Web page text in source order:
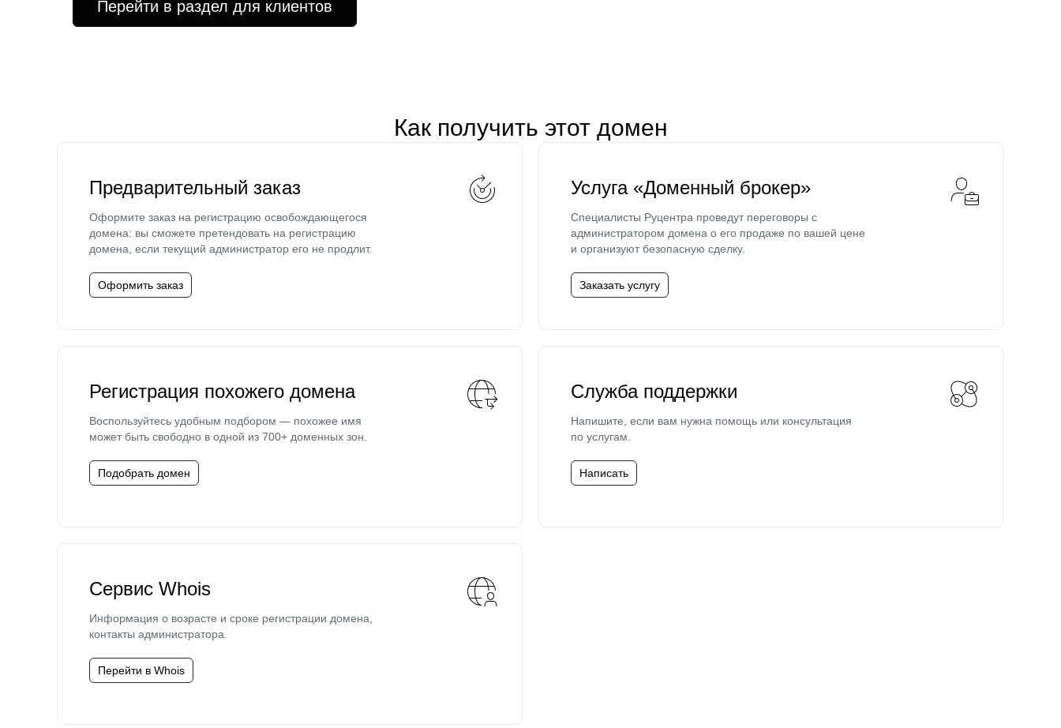
Перейти в раздел для клиентов
Как получить этот домен
Предварительный заказ
Оформите заказ на регистрацию освобождающегося
домена: вы сможете претендовать на регистрацию
домена, если текущий администратор его не продлит.
Оформить заказ
Услуга «Доменный брокер»
Специалисты Руцентра проведут переговоры с
администратором домена о его продаже по вашей цене
и организуют безопасную сделку.
Заказать услугу
Регистрация похожего домена
Воспользуйтесь удобным подбором — похожее имя
может быть свободно в одной из 700+ доменных зон.
Подобрать домен
Служба поддержки
Напишите, если вам нужна помощь или консультация
по услугам.
Написать
Сервис Whois
Информация о возрасте и сроке регистрации домена,
контакты администратора.
Перейти в Whois